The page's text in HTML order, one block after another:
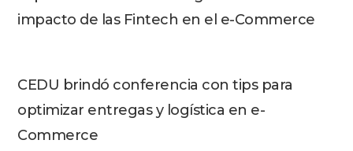
impacto de las Fintech en el e-Commerce
CEDU brindó conferencia con tips para
optimizar entregas y logística en e-
Commerce